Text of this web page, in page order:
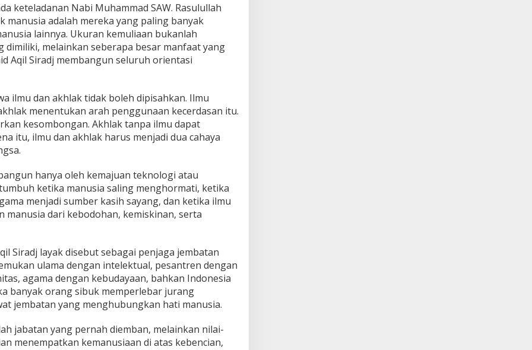
keteladanan Nabi Muhammad SAW. Rasulullah
manusia adalah mereka yang paling banyak
lainnya. Ukuran kemuliaan bukanlah
dimiliki, melainkan seberapa besar manfaat yang
Aqil Siradj membangun seluruh orientasi
ilmu dan akhlak tidak boleh dipisahkan. Ilmu
menentukan arah penggunaan kecerdasan itu.
kesombongan. Akhlak tanpa ilmu dapat
itu, ilmu dan akhlak harus menjadi dua cahaya
hanya oleh kemajuan teknologi atau
ketika manusia saling menghormati, ketika
menjadi sumber kasih sayang, dan ketika ilmu
manusia dari kebodohan, kemiskinan, serta
Siradj layak disebut sebagai penjaga jembatan
ulama dengan intelektual, pesantren dengan
agama dengan kebudayaan, bahkan Indonesia
banyak orang sibuk memperlebar jurang
jembatan yang menghubungkan hati manusia.
jabatan yang pernah diemban, melainkan nilai-
menempatkan kemanusiaan di atas kebencian,